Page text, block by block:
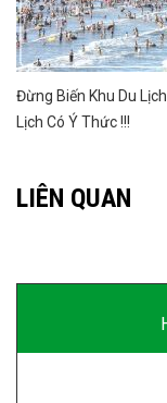
Đừng Biến Khu Du
Lịch Có Ý Thức !!!
LIÊN QUAN